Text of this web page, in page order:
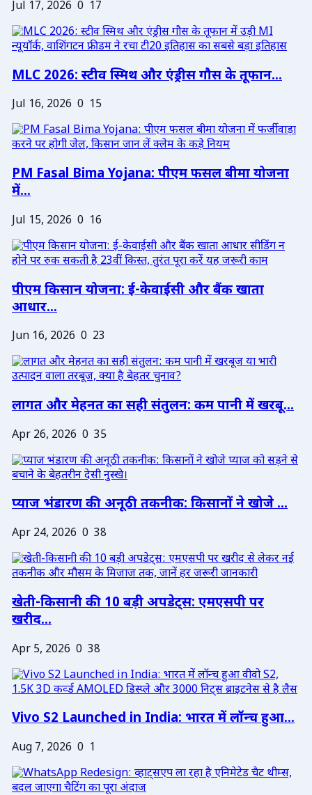
Jul 17, 2026 0 17
MLC 2026: स्टीव स्मिथ और एंड्रीस गौस के तूफान...
Jul 16, 2026 0 15
PM Fasal Bima Yojana: पीएम फसल बीमा योजना
में...
Jul 15, 2026 0 16
पीएम किसान योजना: ई-केवाईसी और बैंक खाता
आधार...
Jun 16, 2026 0 23
लागत और मेहनत का सही संतुलन: कम पानी में खरबू...
Apr 26, 2026 0 35
प्याज भंडारण की अनूठी तकनीक: किसानों ने खोजे ...
Apr 24, 2026 0 38
खेती-किसानी की 10 बड़ी अपडेट्स: एमएसपी पर
खरीद...
Apr 5, 2026 0 38
Vivo S2 Launched in India: भारत में लॉन्च हुआ...
Aug 7, 2026 0 1